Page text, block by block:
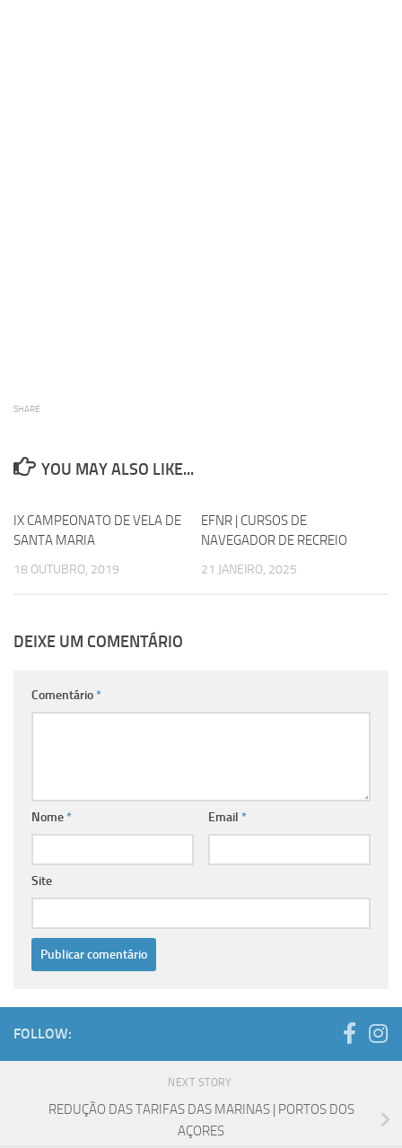
SHARE
YOU MAY ALSO LIKE...
IX CAMPEONATO DE VELA DE
SANTA MARIA
18 OUTUBRO, 2019
EFNR | CURSOS DE
NAVEGADOR DE RECREIO
21 JANEIRO, 2025
DEIXE UM COMENTÁRIO
Comentário*
Nome* Email *
Site
FOLLOW:
NEXT STORY
REDUÇÃO DAS TARIFAS DAS MARINAS | PORTOS DOS
AÇORES